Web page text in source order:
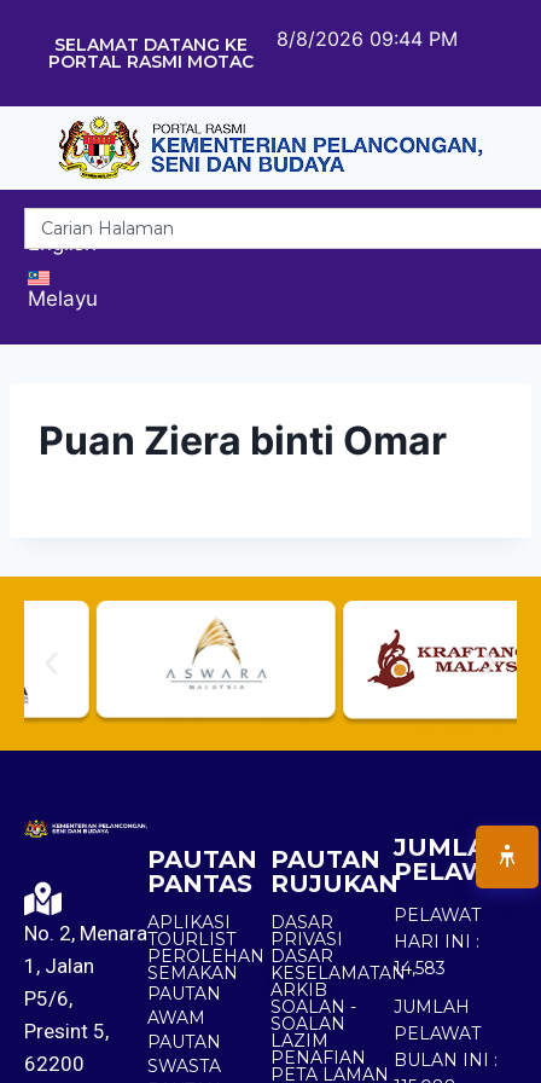
SELAMAT DATANG KE
PORTAL RASMI MOTAC
8/8/2026 09:44 PM
English
Melayu
Puan Ziera binti Omar
No. 2, Menara
1, Jalan
P5/6,
Presint 5,
62200
PAUTAN
PANTAS
APLIKASI
TOURLIST
PEROLEHAN
SEMAKAN
PAUTAN
AWAM
PAUTAN
SWASTA
PAUTAN
RUJUKAN
DASAR
PRIVASI
DASAR
KESELAMATAN
ARKIB
SOALAN -
SOALAN
LAZIM
PENAFIAN
PETA LAMAN
JUMLAH
PELAWAT
PELAWAT
HARI INI :
14,583
JUMLAH
PELAWAT
BULAN INI :